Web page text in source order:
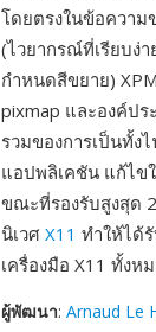
โดยตรงในข้อความ
(ไวยากรณ์ที่เรียบง่
กำหนดสีขยาย)
pixmap และองค์ป
รวมของการเป็นทั้ง
แอปพลิเคชัน แก้ไข
ขณะที่รองรับสูงสุด
นิเวศ X11 ทำให้ได้
เครื่องมือ X11 ทั้งห
ผู้พัฒนา: Arnaud Le